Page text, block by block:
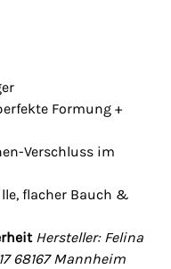
Formung +
Verschluss im
flacher Bauch &
Hersteller: Felina
68167 Mannheim